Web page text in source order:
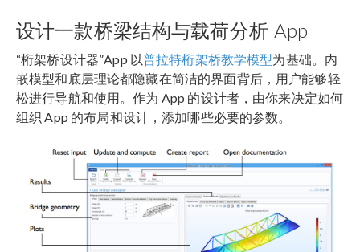
设计一款桥梁结构与载荷分析 App
“桁架桥设计器”App 以普拉特桁架桥教学模型为基础。内
嵌模型和底层理论都隐藏在简洁的界面背后，用户能够轻
松进行导航和使用。作为 App 的设计者，由你来决定如何
组织 App 的布局和设计，添加哪些必要的参数。